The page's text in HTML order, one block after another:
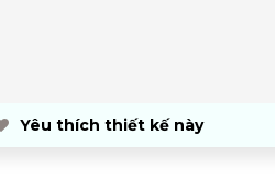
Yêu thích thiết kế này